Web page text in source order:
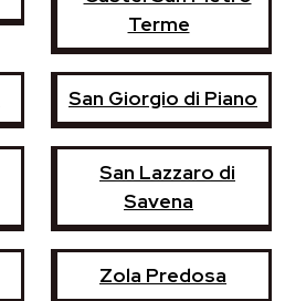
Terme
San Giorgio di Piano
San Lazzaro di
Savena
Zola Predosa